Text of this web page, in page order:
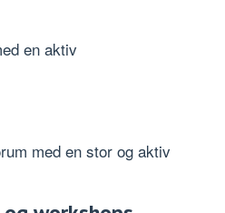
en aktiv
med en stor og aktiv